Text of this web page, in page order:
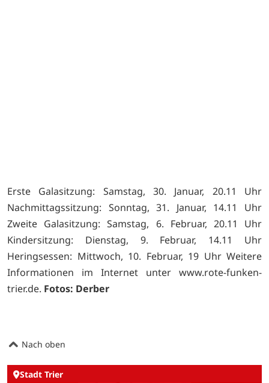
Erste Galasitzung: Samstag, 30. Januar, 20.11 Uhr
Nachmittagssitzung: Sonntag, 31. Januar, 14.11 Uhr
Zweite Galasitzung: Samstag, 6. Februar, 20.11 Uhr
Kindersitzung: Dienstag, 9. Februar, 14.11 Uhr
Heringsessen: Mittwoch, 10. Februar, 19 Uhr Weitere
Informationen im Internet unter www.rote-funken-
trier.de. Fotos: Derber
Nach oben
Stadt Trier